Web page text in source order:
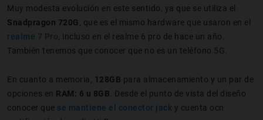
Muy modesta evolución en este sentido, ya que se utiliza el
Snadpragon 720G , que es el mismo hardware que usaron en el
realme 7 Pro , incluso en el realme 6 pro de hace un año.
También tenemos que conocer que no es un teléfono 5G.
En cuanto a memoria, 128GB para almacenamiento y un par de
opciones en RAM: 6 u 8GB . Desde el punto de vista del diseño
conocer que se mantiene el conector jack y cuenta ocn